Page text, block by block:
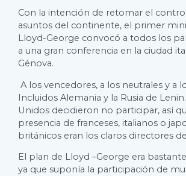
Con la intención de retomar el
asuntos del continente, el primer
Lloyd-George convocó a todos los
a una gran conferencia en la ciudad
Génova.
A los vencedores, a los neutrales y a
Incluidos Alemania y la Rusia de
Unidos decidieron no participar, así
presencia de franceses, italianos o
británicos eran los claros directores
El plan de Lloyd –George era
ya que suponía la participación de